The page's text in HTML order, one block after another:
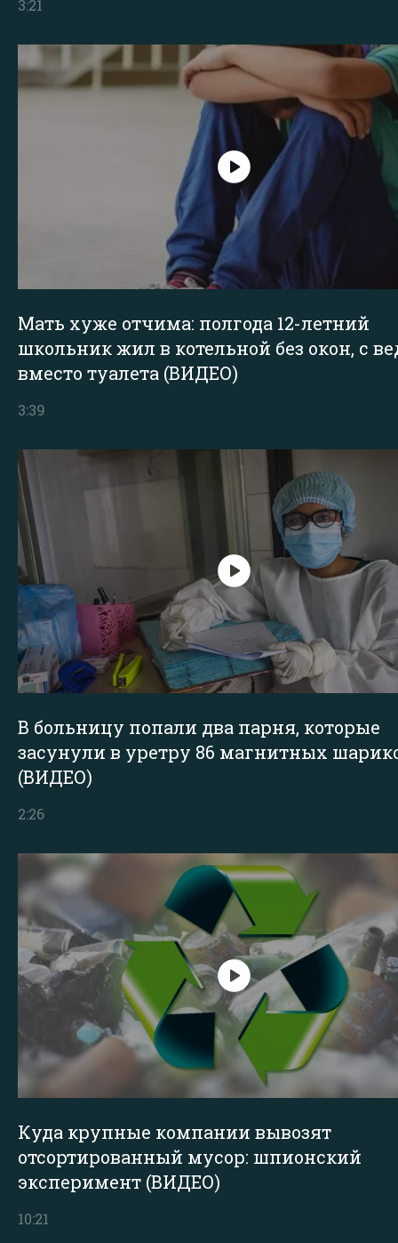
3:21
Мать хуже отчима: полгода 12-летний
школьник жил в котельной без окон, с
вместо туалета (ВИДЕО)
3:39
В больницу попали два парня, которые
засунули в уретру 86 магнитных
(ВИДЕО)
2:26
Куда крупные компании вывозят
отсортированный мусор: шпионский
эксперимент (ВИДЕО)
10:21